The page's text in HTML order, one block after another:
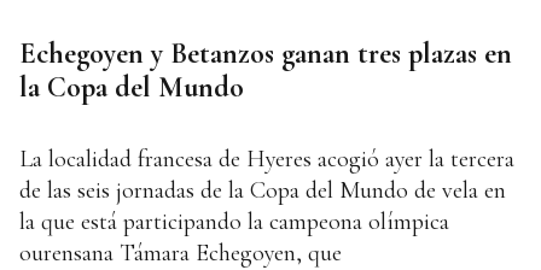
Echegoyen y Betanzos ganan tres plazas en
la Copa del Mundo
La localidad francesa de Hyeres acogió ayer la tercera
de las seis jornadas de la Copa del Mundo de vela en
la que está participando la campeona olímpica
ourensana Támara Echegoyen, que